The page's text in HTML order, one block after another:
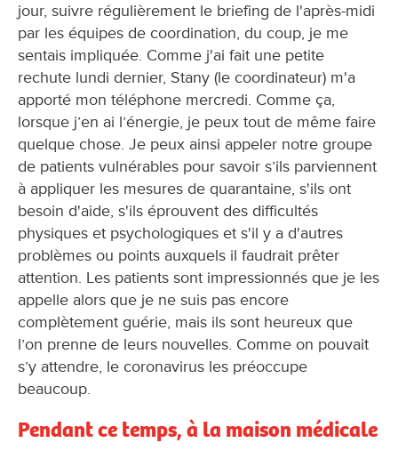
jour, suivre régulièrement le briefing de l'après-midi
par les équipes de coordination, du coup, je me
sentais impliquée. Comme j'ai fait une petite
rechute lundi dernier, Stany (le coordinateur) m'a
apporté mon téléphone mercredi. Comme ça,
lorsque j’en ai l’énergie, je peux tout de même faire
quelque chose. Je peux ainsi appeler notre groupe
de patients vulnérables pour savoir s’ils parviennent
à appliquer les mesures de quarantaine, s'ils ont
besoin d'aide, s'ils éprouvent des difficultés
physiques et psychologiques et s'il y a d'autres
problèmes ou points auxquels il faudrait prêter
attention. Les patients sont impressionnés que je les
appelle alors que je ne suis pas encore
complètement guérie, mais ils sont heureux que
l’on prenne de leurs nouvelles. Comme on pouvait
s’y attendre, le coronavirus les préoccupe
beaucoup.
Pendant ce temps, à la maison médicale